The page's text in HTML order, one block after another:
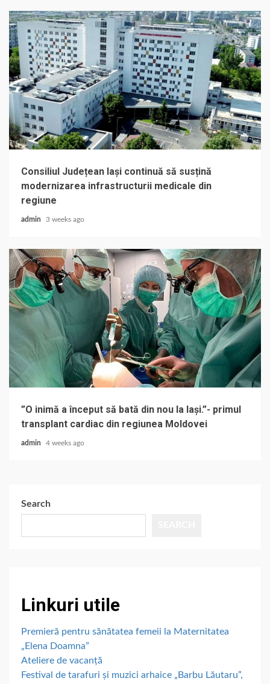
Consiliul Județean Iași continuă să susțină
modernizarea infrastructurii medicale din
regiune
admin 3 weeks ago
”O inimă a început să bată din nou la Iași.”- primul
transplant cardiac din regiunea Moldovei
admin 4 weeks ago
Search
Linkuri utile
Premieră pentru sănătatea femeii la Maternitatea
„Elena Doamna”
Ateliere de vacanță
Festival de tarafuri și muzici arhaice „Barbu Lăutaru”,